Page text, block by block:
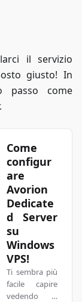
il servizio
giusto! In
passo come
Come
configur
are
Avorion
Dedicate
d Server
su
Windows
VPS!
Ti sembra più
facile capire
vedendo le